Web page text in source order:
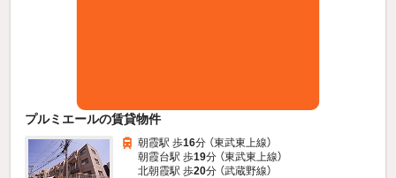
プルミエールの賃貸物件
朝霞駅 歩16分 （東武東上線）
朝霞台駅 歩19分 （東武東上線）
北朝霞駅 歩20分 （武蔵野線）